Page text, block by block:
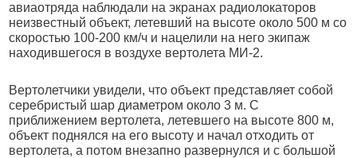
авиаотряда наблюдали на экранах радиолокаторов
неизвестный объект, летевший на высоте около 500 м со
скоростью 100-200 км/ч и нацелили на него экипаж
находившегося в воздухе вертолета МИ-2.
Вертолетчики увидели, что объект представляет собой
серебристый шар диаметром около 3 м. С
приближением вертолета, летевшего на высоте 800 м,
объект поднялся на его высоту и начал отходить от
вертолета, а потом внезапно развернулся и с большой